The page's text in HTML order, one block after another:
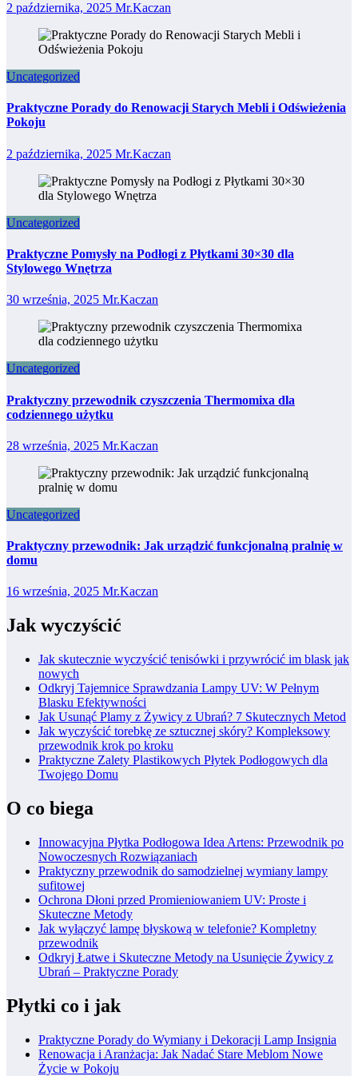
2 października, 2025 Mr.Kaczan
Uncategorized
Praktyczne Porady do Renowacji Starych Mebli i Odświeżenia
Pokoju
2 października, 2025 Mr.Kaczan
Uncategorized
Praktyczne Pomysły na Podłogi z Płytkami 30×30 dla
Stylowego Wnętrza
30 września, 2025 Mr.Kaczan
Uncategorized
Praktyczny przewodnik czyszczenia Thermomixa dla
codziennego użytku
28 września, 2025 Mr.Kaczan
Uncategorized
Praktyczny przewodnik: Jak urządzić funkcjonalną pralnię w
domu
16 września, 2025 Mr.Kaczan
Jak wyczyścić
Jak skutecznie wyczyścić tenisówki i przywrócić im blask jak
nowych
Odkryj Tajemnice Sprawdzania Lampy UV: W Pełnym
Blasku Efektywności
Jak Usunąć Plamy z Żywicy z Ubrań? 7 Skutecznych Metod
Jak wyczyścić torebkę ze sztucznej skóry? Kompleksowy
przewodnik krok po kroku
Praktyczne Zalety Plastikowych Płytek Podłogowych dla
Twojego Domu
O co biega
Innowacyjna Płytka Podłogowa Idea Artens: Przewodnik po
Nowoczesnych Rozwiązaniach
Praktyczny przewodnik do samodzielnej wymiany lampy
sufitowej
Ochrona Dłoni przed Promieniowaniem UV: Proste i
Skuteczne Metody
Jak wyłączyć lampę błyskową w telefonie? Kompletny
przewodnik
Odkryj Łatwe i Skuteczne Metody na Usunięcie Żywicy z
Ubrań – Praktyczne Porady
Płytki co i jak
Praktyczne Porady do Wymiany i Dekoracji Lamp Insignia
Renowacja i Aranżacja: Jak Nadać Stare Meblom Nowe
Życie w Pokoju